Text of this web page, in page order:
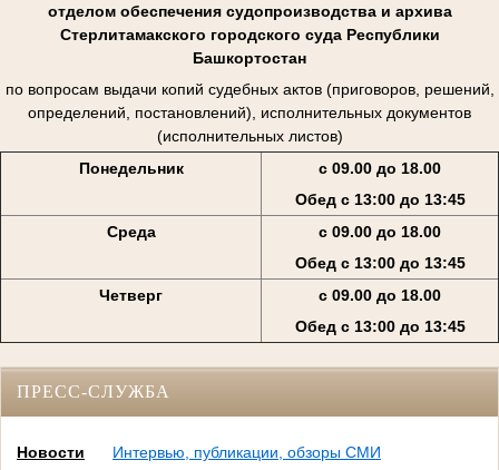
отделом обеспечения судопроизводства и архива
Стерлитамакского городского суда Республики
Башкортостан
по вопросам выдачи копий судебных актов (приговоров, решений,
определений, постановлений), исполнительных документов
(исполнительных листов)
Понедельник
с 09.00 до 18.00
Обед с 13:00 до 13:45
Среда
с 09.00 до 18.00
Обед с 13:00 до 13:45
Четверг
с 09.00 до 18.00
Обед с 13:00 до 13:45
ПРЕСС-СЛУЖБА
Новости
Интервью, публикации, обзоры СМИ